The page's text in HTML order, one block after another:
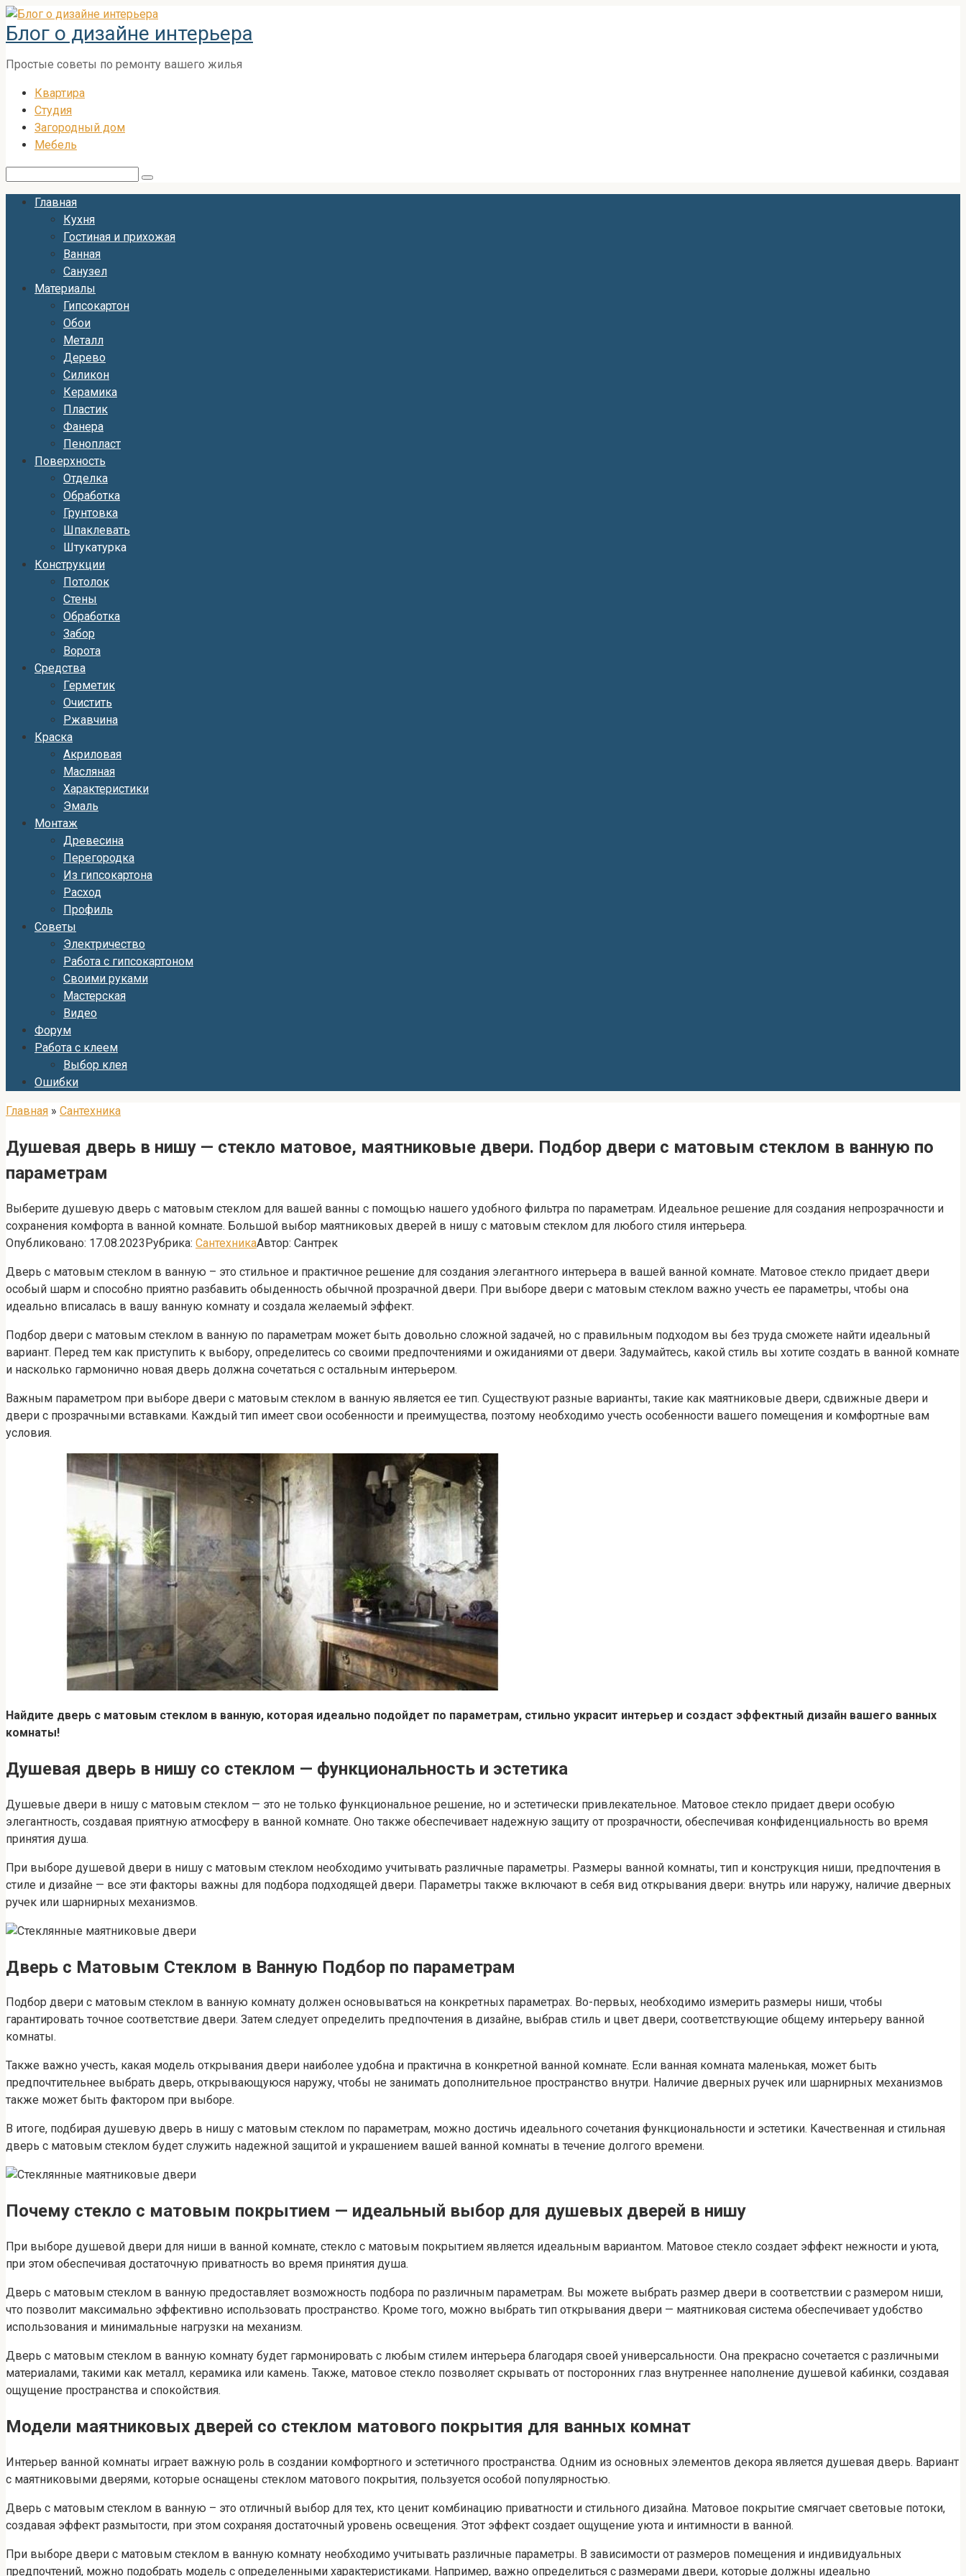
Перейти
к
контенту
Блог о дизайне интерьера
Простые советы по ремонту вашего жилья
Квартира
Студия
Загородный дом
Мебель
Главная
Кухня
Гостиная и прихожая
Ванная
Санузел
Материалы
Гипсокартон
Обои
Металл
Дерево
Силикон
Керамика
Пластик
Фанера
Пенопласт
Поверхность
Отделка
Обработка
Грунтовка
Шпаклевать
Штукатурка
Конструкции
Потолок
Стены
Обработка
Забор
Ворота
Средства
Герметик
Очистить
Ржавчина
Краска
Акриловая
Масляная
Характеристики
Эмаль
Монтаж
Древесина
Перегородка
Из гипсокартона
Расход
Профиль
Советы
Электричество
Работа с гипсокартоном
Своими руками
Мастерская
Видео
Форум
Работа с клеем
Выбор клея
Ошибки
Главная » Сантехника
Душевая дверь в нишу — стекло матовое, маятниковые двери. Подбор двери с матовым стеклом в ванную по
параметрам
Выберите душевую дверь с матовым стеклом для вашей ванны с помощью нашего удобного фильтра по параметрам. Идеальное решение для создания непрозрачности и
сохранения комфорта в ванной комнате. Большой выбор маятниковых дверей в нишу с матовым стеклом для любого стиля интерьера.
Опубликовано: 17.08.2023Рубрика: СантехникаАвтор: Сантрек
Дверь с матовым стеклом в ванную – это стильное и практичное решение для создания элегантного интерьера в вашей ванной комнате. Матовое стекло придает двери
особый шарм и способно приятно разбавить обыденность обычной прозрачной двери. При выборе двери с матовым стеклом важно учесть ее параметры, чтобы она
идеально вписалась в вашу ванную комнату и создала желаемый эффект.
Подбор двери с матовым стеклом в ванную по параметрам может быть довольно сложной задачей, но с правильным подходом вы без труда сможете найти идеальный
вариант. Перед тем как приступить к выбору, определитесь со своими предпочтениями и ожиданиями от двери. Задумайтесь, какой стиль вы хотите создать в ванной комнате
и насколько гармонично новая дверь должна сочетаться с остальным интерьером.
Важным параметром при выборе двери с матовым стеклом в ванную является ее тип. Существуют разные варианты, такие как маятниковые двери, сдвижные двери и
двери с прозрачными вставками. Каждый тип имеет свои особенности и преимущества, поэтому необходимо учесть особенности вашего помещения и комфортные вам
условия.
Найдите дверь с матовым стеклом в ванную, которая идеально подойдет по параметрам, стильно украсит интерьер и создаст эффектный дизайн вашего ванных
комнаты!
Душевая дверь в нишу со стеклом — функциональность и эстетика
Душевые двери в нишу с матовым стеклом — это не только функциональное решение, но и эстетически привлекательное. Матовое стекло придает двери особую
элегантность, создавая приятную атмосферу в ванной комнате. Оно также обеспечивает надежную защиту от прозрачности, обеспечивая конфиденциальность во время
принятия душа.
При выборе душевой двери в нишу с матовым стеклом необходимо учитывать различные параметры. Размеры ванной комнаты, тип и конструкция ниши, предпочтения в
стиле и дизайне — все эти факторы важны для подбора подходящей двери. Параметры также включают в себя вид открывания двери: внутрь или наружу, наличие дверных
ручек или шарнирных механизмов.
Дверь с Матовым Стеклом в Ванную Подбор по параметрам
Подбор двери с матовым стеклом в ванную комнату должен основываться на конкретных параметрах. Во-первых, необходимо измерить размеры ниши, чтобы
гарантировать точное соответствие двери. Затем следует определить предпочтения в дизайне, выбрав стиль и цвет двери, соответствующие общему интерьеру ванной
комнаты.
Также важно учесть, какая модель открывания двери наиболее удобна и практична в конкретной ванной комнате. Если ванная комната маленькая, может быть
предпочтительнее выбрать дверь, открывающуюся наружу, чтобы не занимать дополнительное пространство внутри. Наличие дверных ручек или шарнирных механизмов
также может быть фактором при выборе.
В итоге, подбирая душевую дверь в нишу с матовым стеклом по параметрам, можно достичь идеального сочетания функциональности и эстетики. Качественная и стильная
дверь с матовым стеклом будет служить надежной защитой и украшением вашей ванной комнаты в течение долгого времени.
Почему стекло с матовым покрытием — идеальный выбор для душевых дверей в нишу
При выборе душевой двери для ниши в ванной комнате, стекло с матовым покрытием является идеальным вариантом. Матовое стекло создает эффект нежности и уюта,
при этом обеспечивая достаточную приватность во время принятия душа.
Дверь с матовым стеклом в ванную предоставляет возможность подбора по различным параметрам. Вы можете выбрать размер двери в соответствии с размером ниши,
что позволит максимально эффективно использовать пространство. Кроме того, можно выбрать тип открывания двери — маятниковая система обеспечивает удобство
использования и минимальные нагрузки на механизм.
Дверь с матовым стеклом в ванную комнату будет гармонировать с любым стилем интерьера благодаря своей универсальности. Она прекрасно сочетается с различными
материалами, такими как металл, керамика или камень. Также, матовое стекло позволяет скрывать от посторонних глаз внутреннее наполнение душевой кабинки, создавая
ощущение пространства и спокойствия.
Модели маятниковых дверей со стеклом матового покрытия для ванных комнат
Интерьер ванной комнаты играет важную роль в создании комфортного и эстетичного пространства. Одним из основных элементов декора является душевая дверь. Вариант
с маятниковыми дверями, которые оснащены стеклом матового покрытия, пользуется особой популярностью.
Дверь с матовым стеклом в ванную – это отличный выбор для тех, кто ценит комбинацию приватности и стильного дизайна. Матовое покрытие смягчает световые потоки,
создавая эффект размытости, при этом сохраняя достаточный уровень освещения. Этот эффект создает ощущение уюта и интимности в ванной.
При выборе двери с матовым стеклом в ванную комнату необходимо учитывать различные параметры. В зависимости от размеров помещения и индивидуальных
предпочтений, можно подобрать модель с определенными характеристиками. Например, важно определиться с размерами двери, которые должны идеально